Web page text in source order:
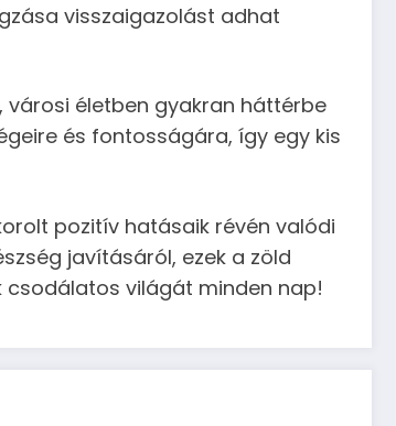
visszaigazolást adhat
életben gyakran háttérbe
és fontosságára, így egy kis
pozitív hatásaik révén valódi
javításáról, ezek a zöld
csodálatos világát minden nap!